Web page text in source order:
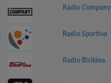
Radio Company
Radio Sportiva
Radio Birikina